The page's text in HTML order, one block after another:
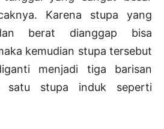
Karena stupa yang
berat dianggap bisa
kemudian stupa tersebut
menjadi tiga barisan
satu stupa induk seperti